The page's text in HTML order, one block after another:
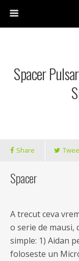
Spacer
Share
Spacer
A trecut ceva
o serie de mausi,
simple: 1) Aidan
foloseste un